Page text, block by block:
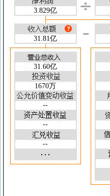
经营净现金流/营业总收入
实际税率(%)
财务风险指标
流动比率
速动比率
现金流量比率
资产负债率(%)
权益乘数
产权比率
营运能力指标
总资产周转天数(天)
存货周转天数(天)
应收账款周转天数(天)
总资产周转率(次)
存货周转率(次)
3.829亿
31.81亿
31.60亿
1670万
--
--
--